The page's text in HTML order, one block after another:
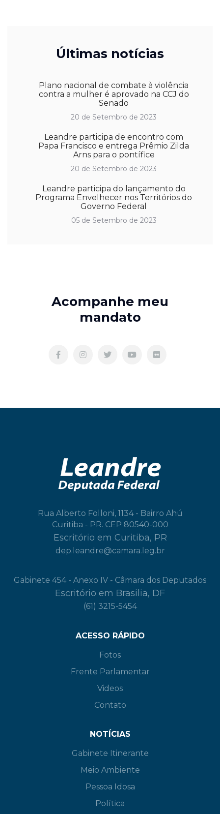
Últimas notícias
Plano nacional de combate à violência
contra a mulher é aprovado na CCJ do
Senado
20 de Setembro de 2023
Leandre participa de encontro com
Papa Francisco e entrega Prêmio Zilda
Arns para o pontífice
20 de Setembro de 2023
Leandre participa do lançamento do
Programa Envelhecer nos Territórios do
Governo Federal
05 de Setembro de 2023
Acompanhe meu
mandato
Rua Alberto Folloni, 1134 - Bairro Ahú
Curitiba - PR. CEP 80540-000
Escritório em Curitiba, PR
dep.leandre@camara.leg.br
Gabinete 454 - Anexo IV - Câmara dos Deputados
Escritório em Brasilia, DF
(61) 3215-5454
ACESSO RÁPIDO
Fotos
Frente Parlamentar
Videos
Contato
NOTÍCIAS
Gabinete Itinerante
Meio Ambiente
Pessoa Idosa
Política